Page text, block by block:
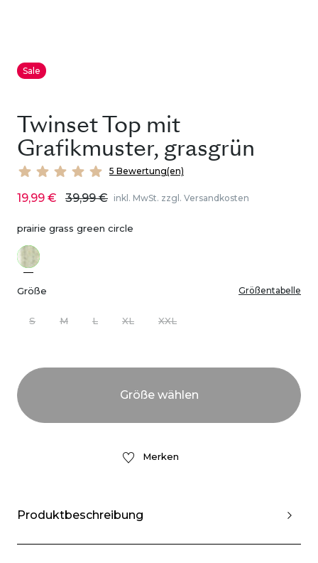
Sale
Twinset Top mit
Grafikmuster, grasgrün
5 Bewertung(en)
19,99 € 39,99 € inkl. MwSt. zzgl. Versandkosten
prairie grass green circle
Größe Größentabelle
S M L XL XXL
Merken
Produktbeschreibung